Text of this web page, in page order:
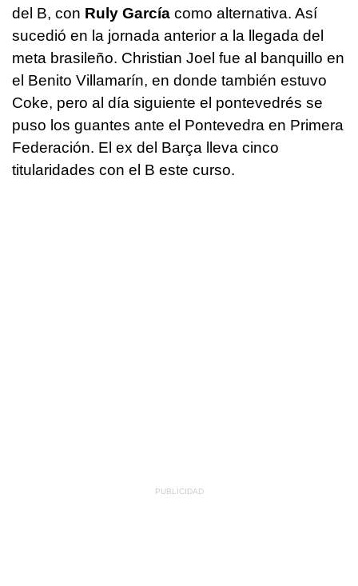
del B, con Ruly García como alternativa. Así
sucedió en la jornada anterior a la llegada del
meta brasileño. Christian Joel fue al banquillo en
el Benito Villamarín, en donde también estuvo
Coke, pero al día siguiente el pontevedrés se
puso los guantes ante el Pontevedra en Primera
Federación. El ex del Barça lleva cinco
titularidades con el B este curso.